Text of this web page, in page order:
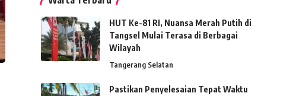
HUT Ke-81 RI, Nuansa Merah Putih di
Tangsel Mulai Terasa di Berbagai
Wilayah
Tangerang Selatan
Pastikan Penyelesaian Tepat Waktu